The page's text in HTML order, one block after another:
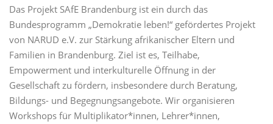
Das Projekt SAfE Brandenburg ist ein durch das
Bundesprogramm „Demokratie leben!“ gefördertes Projekt
von NARUD e.V. zur Stärkung afrikanischer Eltern und
Familien in Brandenburg. Ziel ist es, Teilhabe,
Empowerment und interkulturelle Öffnung in der
Gesellschaft zu fördern, insbesondere durch Beratung,
Bildungs- und Begegnungsangebote. Wir organisieren
Workshops für Multiplikator*innen, Lehrer*innen,